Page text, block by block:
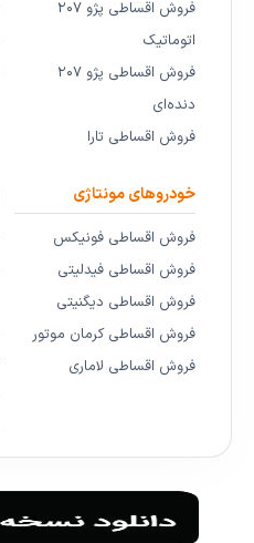
فروش اقساطی پژو ۲۰۷
اتوماتیک
فروش اقساطی پژو ۲۰۷
دنده‌ای
فروش اقساطی تارا
خودروهای مونتاژی
فروش اقساطی فونیکس
فروش اقساطی فیدلیتی
فروش اقساطی دیگنیتی
فروش اقساطی کرمان موتور
فروش اقساطی لاماری